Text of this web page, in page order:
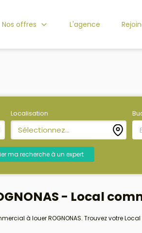
Nos offres L'agence
Localisation
Sélectionnez...
ma recherche à un expert
- Local
à louer ROGNONAS. Trouvez votre